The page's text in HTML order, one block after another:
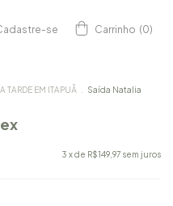
se Carrinho (0)
TARDE EM ITAPUÃ
Saída Natalia
3 x de R$149,97 sem juros